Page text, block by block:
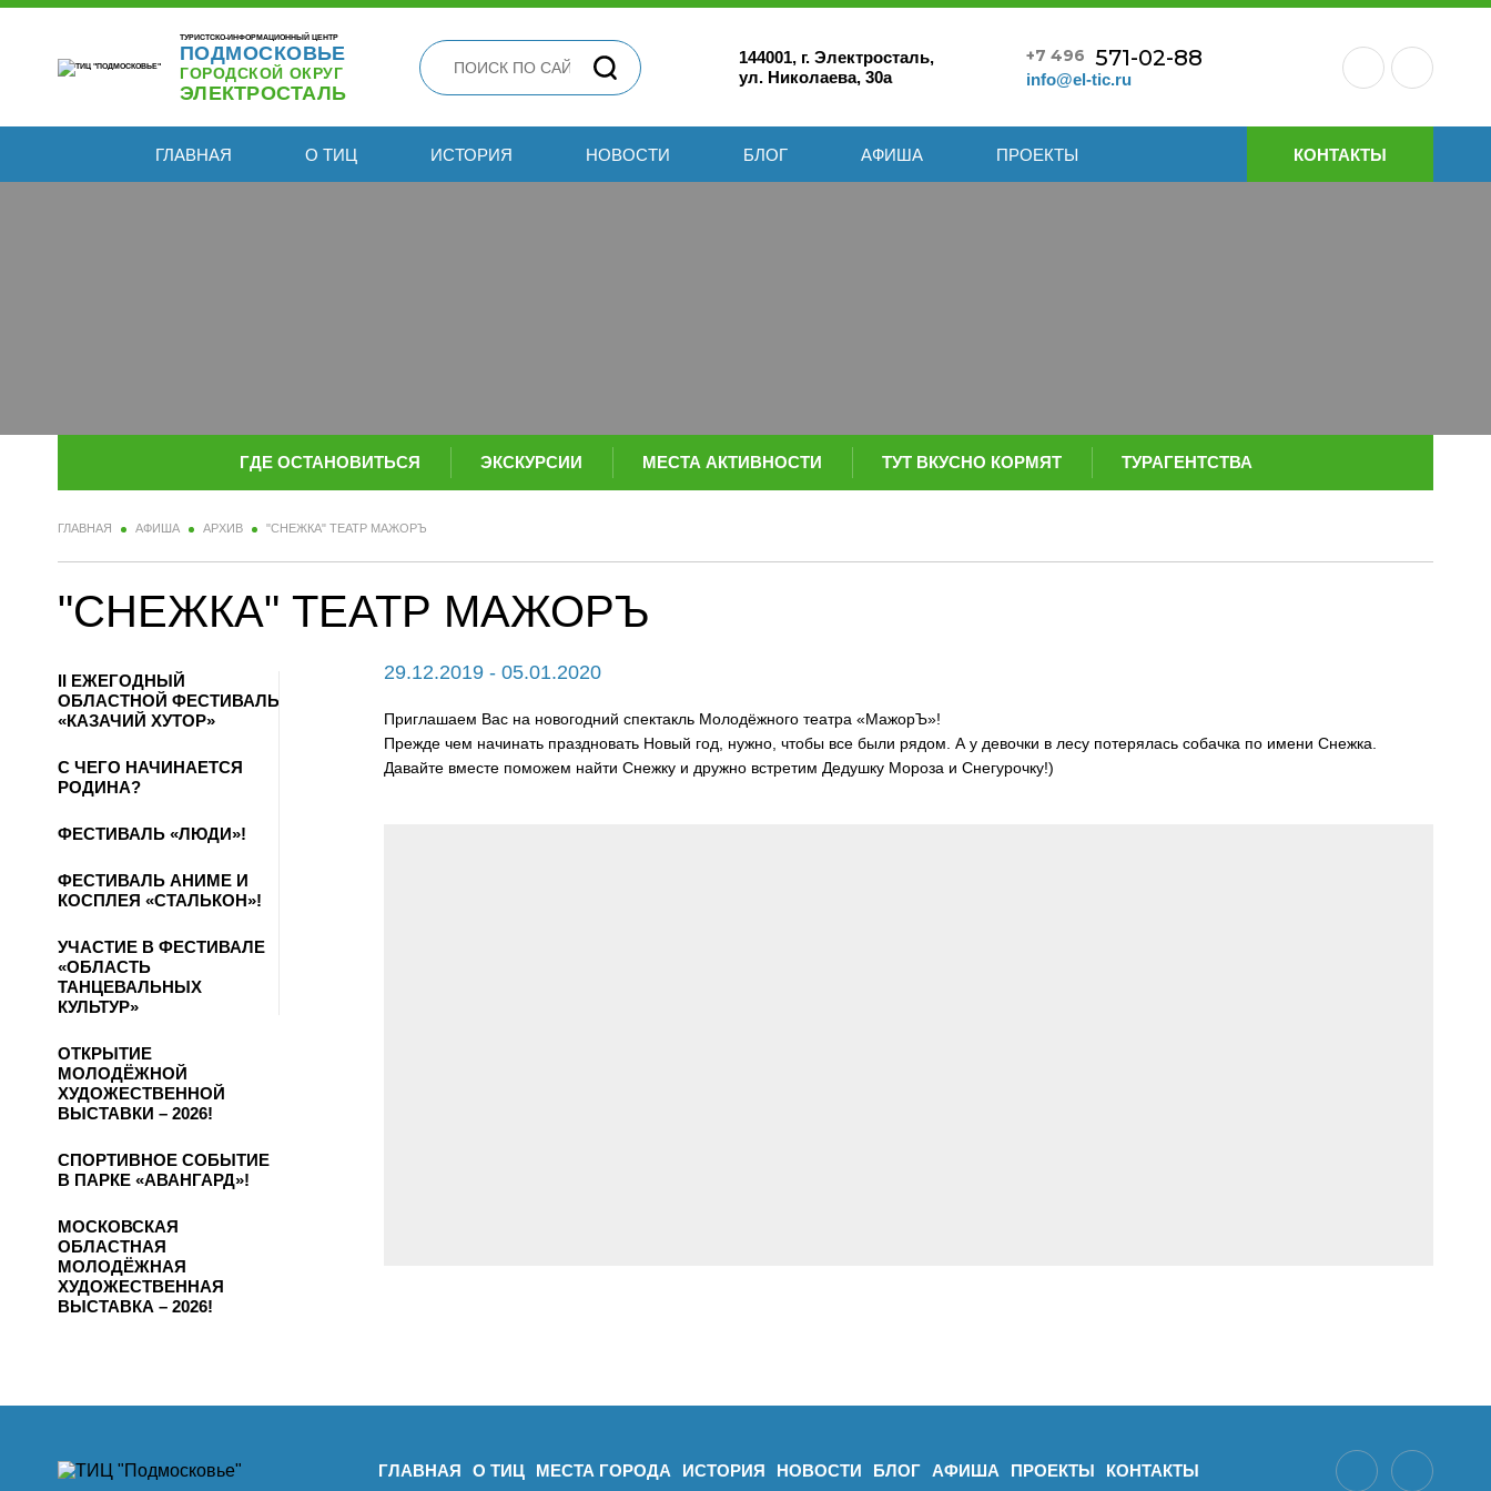
ТУРИСТСКО-ИНФОРМАЦИОННЫЙ ЦЕНТР
ПОДМОСКОВЬЕ
ГОРОДСКОЙ ОКРУГ
ЭЛЕКТРОСТАЛЬ
144001, г. Электросталь,
ул. Николаева, 30а
+7 496 571-02-88
info@el-tic.ru
ГЛАВНАЯ О ТИЦ ИСТОРИЯ НОВОСТИ БЛОГ АФИША ПРОЕКТЫ КОНТАКТЫ
ГДЕ ОСТАНОВИТЬСЯ ЭКСКУРСИИ МЕСТА АКТИВНОСТИ ТУТ ВКУСНО КОРМЯТ ТУРАГЕНТСТВА
ГЛАВНАЯ АФИША АРХИВ "СНЕЖКА" ТЕАТР МАЖОРЪ
"СНЕЖКА" ТЕАТР МАЖОРЪ
II ЕЖЕГОДНЫЙ
ОБЛАСТНОЙ ФЕСТИВАЛЬ
«КАЗАЧИЙ ХУТОР»
С ЧЕГО НАЧИНАЕТСЯ
РОДИНА?
ФЕСТИВАЛЬ «ЛЮДИ»!
ФЕСТИВАЛЬ АНИМЕ И
КОСПЛЕЯ «СТАЛЬКОН»!
УЧАСТИЕ В ФЕСТИВАЛЕ
«ОБЛАСТЬ
ТАНЦЕВАЛЬНЫХ
КУЛЬТУР»
ОТКРЫТИЕ
МОЛОДЁЖНОЙ
ХУДОЖЕСТВЕННОЙ
ВЫСТАВКИ – 2026!
СПОРТИВНОЕ СОБЫТИЕ
В ПАРКЕ «АВАНГАРД»!
МОСКОВСКАЯ
ОБЛАСТНАЯ
МОЛОДЁЖНАЯ
ХУДОЖЕСТВЕННАЯ
ВЫСТАВКА – 2026!
29.12.2019 - 05.01.2020
Приглашаем Вас на новогодний спектакль Молодёжного театра «МажорЪ»!
Прежде чем начинать праздновать Новый год, нужно, чтобы все были рядом. А у девочки в лесу потерялась собачка по имени Снежка.
Давайте вместе поможем найти Снежку и дружно встретим Дедушку Мороза и Снегурочку!)
ГЛАВНАЯ О ТИЦ МЕСТА ГОРОДА ИСТОРИЯ НОВОСТИ БЛОГ АФИША ПРОЕКТЫ КОНТАКТЫ